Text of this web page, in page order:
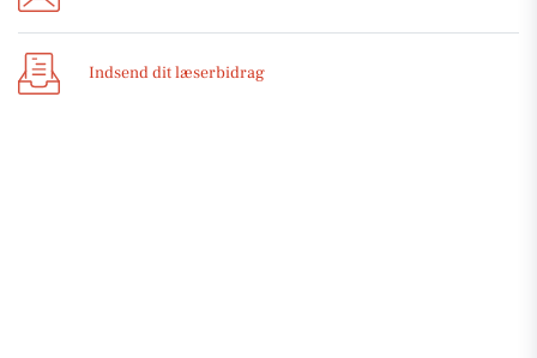
Indsend dit læserbidrag